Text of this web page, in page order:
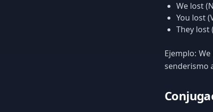
We lost
You lost
They lost
Ejemplo:
senderismo